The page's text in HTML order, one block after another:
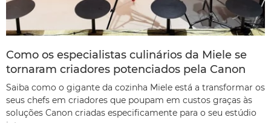
Como os especialistas culinários da Miele se
tornaram criadores potenciados pela Canon
Saiba como o gigante da cozinha Miele está a transformar os
seus chefs em criadores que poupam em custos graças às
soluções Canon criadas especificamente para o seu estúdio